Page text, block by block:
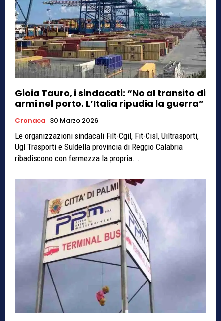
Gioia Tauro, i sindacati: “No al transito di
armi nel porto. L’Italia ripudia la guerra”
Cronaca 30 Marzo 2026
Le organizzazioni sindacali Filt-Cgil, Fit-Cisl, Uiltrasporti,
Ugl Trasporti e Suldella provincia di Reggio Calabria
ribadiscono con fermezza la propria...